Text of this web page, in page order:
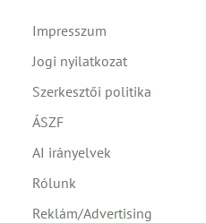
Impresszum
Jogi nyilatkozat
Szerkesztői politika
ÁSZF
AI irányelvek
Rólunk
Reklám/Advertising